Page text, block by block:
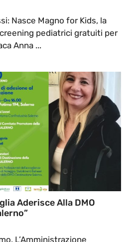
Nasce Magno for Kids, la
pediatrici gratuiti per
Anna ...
Aderisce Alla DMO
L’Amministrazione